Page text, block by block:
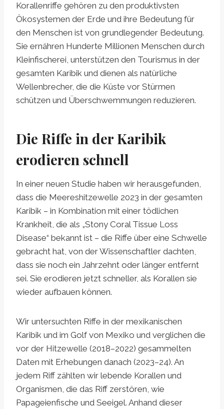
Korallenriffe gehören zu den produktivsten
Ökosystemen der Erde und ihre Bedeutung für
den Menschen ist von grundlegender Bedeutung.
Sie ernähren Hunderte Millionen Menschen durch
Kleinfischerei, unterstützen den Tourismus in der
gesamten Karibik und dienen als natürliche
Wellenbrecher, die die Küste vor Stürmen
schützen und Überschwemmungen reduzieren.
Die Riffe in der Karibik
erodieren schnell
In einer neuen Studie haben wir herausgefunden,
dass die Meereshitzewelle 2023 in der gesamten
Karibik – in Kombination mit einer tödlichen
Krankheit, die als „Stony Coral Tissue Loss
Disease“ bekannt ist – die Riffe über eine Schwelle
gebracht hat, von der Wissenschaftler dachten,
dass sie noch ein Jahrzehnt oder länger entfernt
sei. Sie erodieren jetzt schneller, als Korallen sie
wieder aufbauen können.
Wir untersuchten Riffe in der mexikanischen
Karibik und im Golf von Mexiko und verglichen die
vor der Hitzewelle (2018–2022) gesammelten
Daten mit Erhebungen danach (2023–24). An
jedem Riff zählten wir lebende Korallen und
Organismen, die das Riff zerstören, wie
Papageienfische und Seeigel. Anhand dieser